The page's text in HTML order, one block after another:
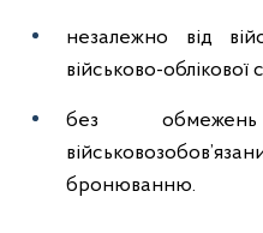
незалежно від
військово-облікової
без
бронюванню.